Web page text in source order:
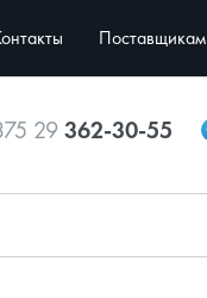
Поставщикам
29362-30-55